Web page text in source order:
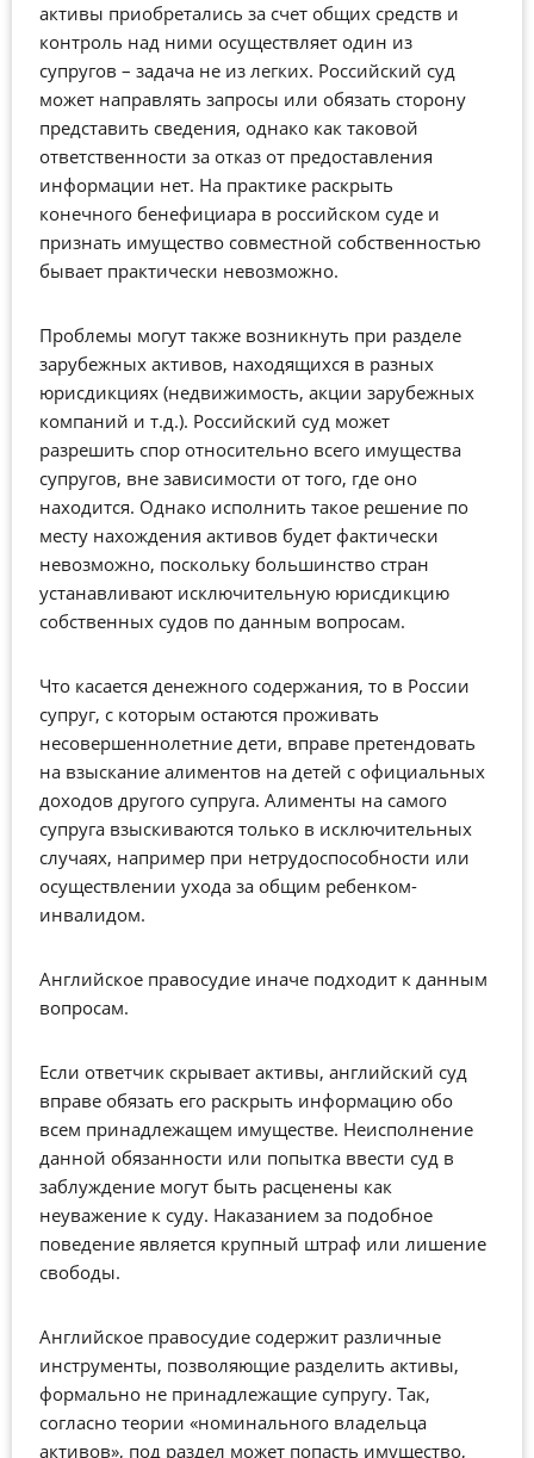
активы приобретались за счет общих средств и
контроль над ними осуществляет один из
супругов – задача не из легких. Российский суд
может направлять запросы или обязать сторону
представить сведения, однако как таковой
ответственности за отказ от предоставления
информации нет. На практике раскрыть
конечного бенефициара в российском суде и
признать имущество совместной собственностью
бывает практически невозможно.
Проблемы могут также возникнуть при разделе
зарубежных активов, находящихся в разных
юрисдикциях (недвижимость, акции зарубежных
компаний и т.д.). Российский суд может
разрешить спор относительно всего имущества
супругов, вне зависимости от того, где оно
находится. Однако исполнить такое решение по
месту нахождения активов будет фактически
невозможно, поскольку большинство стран
устанавливают исключительную юрисдикцию
собственных судов по данным вопросам.
Что касается денежного содержания, то в России
супруг, с которым остаются проживать
несовершеннолетние дети, вправе претендовать
на взыскание алиментов на детей с официальных
доходов другого супруга. Алименты на самого
супруга взыскиваются только в исключительных
случаях, например при нетрудоспособности или
осуществлении ухода за общим ребенком-
инвалидом.
Английское правосудие иначе подходит к данным
вопросам.
Если ответчик скрывает активы, английский суд
вправе обязать его раскрыть информацию обо
всем принадлежащем имуществе. Неисполнение
данной обязанности или попытка ввести суд в
заблуждение могут быть расценены как
неуважение к суду. Наказанием за подобное
поведение является крупный штраф или лишение
свободы.
Английское правосудие содержит различные
инструменты, позволяющие разделить активы,
формально не принадлежащие супругу. Так,
согласно теории «номинального владельца
активов», под раздел может попасть имущество,